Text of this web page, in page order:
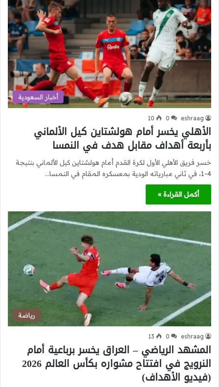
أخبار السعودية
eshraag
0
10
الأهلي يخسر أمام هولشتاين كيل الألماني
بأربعة أهداف مقابل هدف في النمسا
خسر فريق الأهلي الأول لكرة القدم أمام هولشتاين كيل الألماني بنتيجة
4-1، في ثاني مبارياته الودية بمعسكره المقام في النمسا…
أكمل القراءة »
رياضة
eshraag
0
13
المشهد الرياضي – العراق يخسر برباعية أمام
النرويج في افتتاح مشواره بكأس العالم 2026
(فيديو الأهداف)